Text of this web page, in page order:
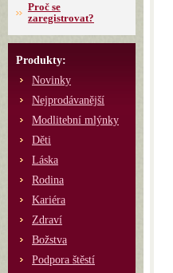
Proč se
zaregistrovat?
Produkty:
Novinky
Nejprodávanější
Modlitební mlýnky
Děti
Láska
Rodina
Kariéra
Zdraví
Božstva
Podpora štěstí